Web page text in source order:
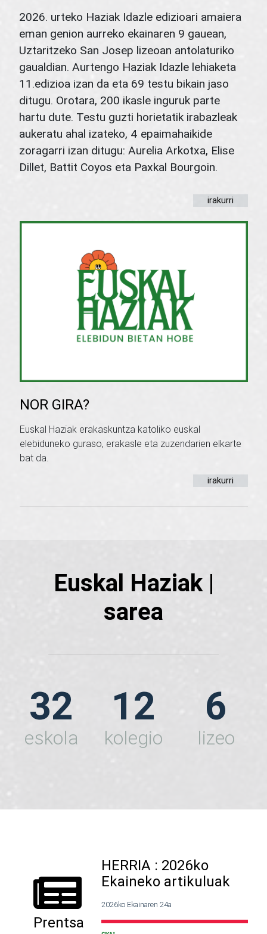
2026. urteko Haziak Idazle edizioari amaiera
eman genion aurreko ekainaren 9 gauean,
Uztaritzeko San Josep lizeoan antolaturiko
gaualdian. Aurtengo Haziak Idazle lehiaketa
11.edizioa izan da eta 69 testu bikain jaso
ditugu. Orotara, 200 ikasle inguruk parte
hartu dute. Testu guzti horietatik irabazleak
aukeratu ahal izateko, 4 epaimahaikide
zoragarri izan ditugu: Aurelia Arkotxa, Elise
Dillet, Battit Coyos eta Paxkal Bourgoin.
irakurri
NOR GIRA?
Euskal Haziak erakaskuntza katoliko euskal
elebiduneko guraso, erakasle eta zuzendarien elkarte
bat da.
irakurri
Euskal Haziak |
sarea
32
eskola
12
kolegio
6
lizeo
Prentsa
HERRIA : 2026ko
Ekaineko artikuluak
2026ko Ekainaren 24a